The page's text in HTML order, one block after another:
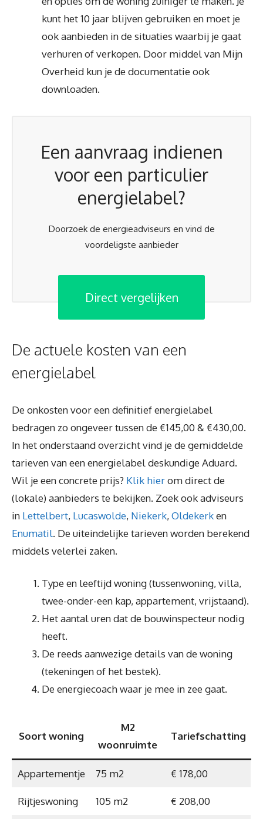
kunt het 10 jaar blijven gebruiken en moet je
ook aanbieden in de situaties waarbij je gaat
verhuren of verkopen. Door middel van Mijn
Overheid kun je de documentatie ook
downloaden.
Een aanvraag indienen
voor een particulier
energielabel?
Doorzoek de energieadviseurs en vind de
voordeligste aanbieder
Direct vergelijken
De actuele kosten van een
energielabel
De onkosten voor een definitief energielabel
bedragen zo ongeveer tussen de €145,00 & €430,00.
In het onderstaand overzicht vind je de gemiddelde
tarieven van een energielabel deskundige Aduard.
Wil je een concrete prijs? Klik hierom direct de
(lokale) aanbieders te bekijken. Zoek ook adviseurs
in Lettelbert, Lucaswolde, Niekerk, Oldekerken
Enumatil. De uiteindelijke tarieven worden berekend
middels velerlei zaken.
Type en leeftijd woning (tussenwoning, villa,
twee-onder-een kap, appartement, vrijstaand).
Het aantal uren dat de bouwinspecteur nodig
heeft.
De reeds aanwezige details van de woning
(tekeningen of het bestek).
De energiecoach waar je mee in zee gaat.
Soort woning
M2
woonruimte
Tariefschatting
Appartementje 75 m2 € 178,00
Rijtjeswoning 105 m2 € 208,00